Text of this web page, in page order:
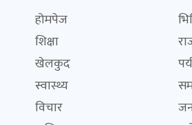
होमपेज
शिक्षा
खेलकुद
स्वास्थ्य
विचार